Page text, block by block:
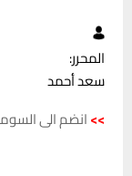
المحرر:
سعد أحمد
>>انضم الى